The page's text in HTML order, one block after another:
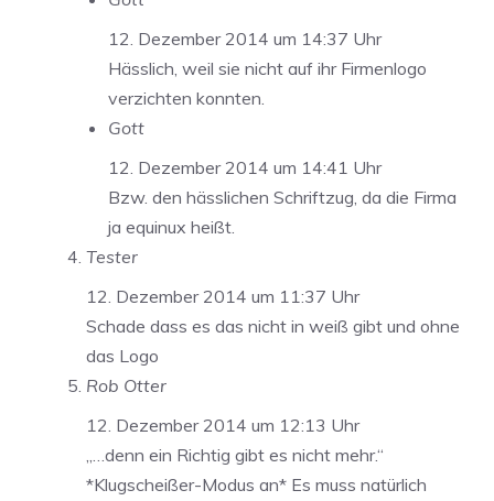
12. Dezember 2014 um 14:37 Uhr
Hässlich, weil sie nicht auf ihr Firmenlogo
verzichten konnten.
Gott
12. Dezember 2014 um 14:41 Uhr
Bzw. den hässlichen Schriftzug, da die Firma
ja equinux heißt.
Tester
12. Dezember 2014 um 11:37 Uhr
Schade dass es das nicht in weiß gibt und ohne
das Logo
Rob Otter
12. Dezember 2014 um 12:13 Uhr
„…denn ein Richtig gibt es nicht mehr.“
*Klugscheißer-Modus an* Es muss natürlich